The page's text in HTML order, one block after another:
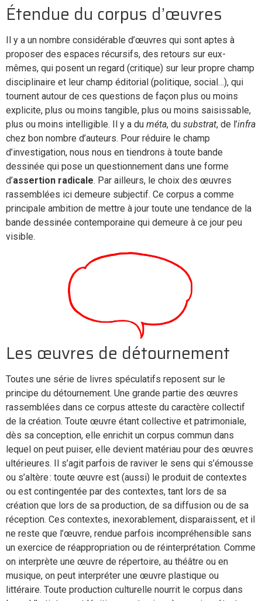
Étendue du corpus d’œuvres
Il y a un nombre considérable d’œuvres qui sont aptes à
proposer des espaces récursifs, des retours sur eux-
mêmes, qui posent un regard (critique) sur leur propre champ
disciplinaire et leur champ éditorial (politique, social…), qui
tournent autour de ces questions de façon plus ou moins
explicite, plus ou moins tangible, plus ou moins saisissable,
plus ou moins intelligible. Il y a du méta, du substrat, de l’infra
chez bon nombre d’auteurs. Pour réduire le champ
d’investigation, nous nous en tiendrons à toute bande
dessinée qui pose un questionnement dans une forme
d’assertion radicale. Par ailleurs, le choix des œuvres
rassemblées ici demeure subjectif. Ce corpus a comme
principale ambition de mettre à jour toute une tendance de la
bande dessinée contemporaine qui demeure à ce jour peu
visible.
Les œuvres de détournement
Toutes une série de livres spéculatifs reposent sur le
principe du détournement. Une grande partie des œuvres
rassemblées dans ce corpus atteste du caractère collectif
de la création. Toute œuvre étant collective et patrimoniale,
dès sa conception, elle enrichit un corpus commun dans
lequel on peut puiser, elle devient matériau pour des œuvres
ultérieures. Il s’agit parfois de raviver le sens qui s’émousse
ou s’altère : toute œuvre est (aussi) le produit de contextes
ou est contingentée par des contextes, tant lors de sa
création que lors de sa production, de sa diffusion ou de sa
réception. Ces contextes, inexorablement, disparaissent, et il
ne reste que l’œuvre, rendue parfois incompréhensible sans
un exercice de réappropriation ou de réinterprétation. Comme
on interprète une œuvre de répertoire, au théâtre ou en
musique, on peut interpréter une œuvre plastique ou
littéraire. Toute production culturelle nourrit le corpus dans